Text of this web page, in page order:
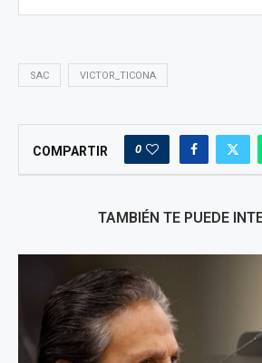
SAC VICTOR_TICONA
COMPARTIR 0
TAMBIÉN TE PUEDE